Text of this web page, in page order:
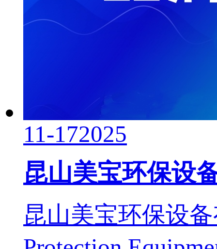
11-172025
昆山美宝环保设
昆山美宝环保设